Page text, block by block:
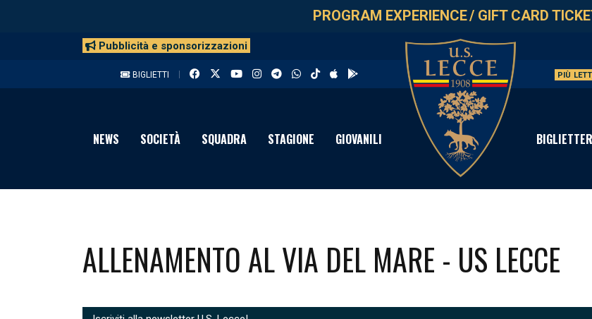
PROGRAM EXPERIENCE/ GIFT CARD
Pubblicità e sponsorizzazioni
BIGLIETTI PIÙ
NEWS SOCIETÀ SQUADRA STAGIONE GIOVANILI
ALLENAMENTO AL VIA DEL MARE - US LECCE